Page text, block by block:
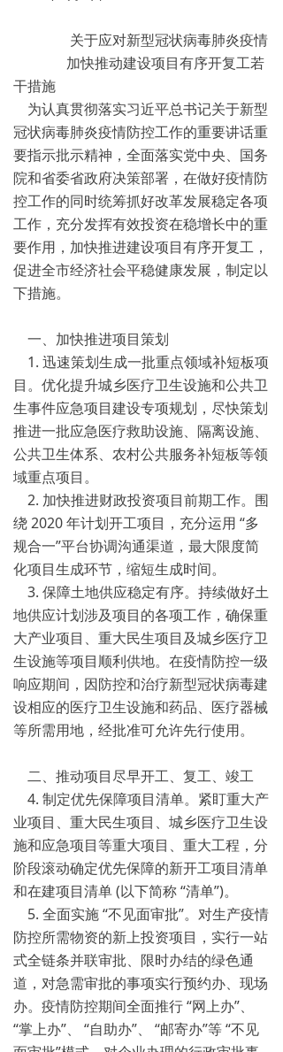
关于应对新型冠状病毒肺炎疫情
加快推动建设项目有序开复工若
干措施
为认真贯彻落实习近平总书记关于新型
冠状病毒肺炎疫情防控工作的重要讲话重
要指示批示精神，全面落实党中央、国务
院和省委省政府决策部署，在做好疫情防
控工作的同时统筹抓好改革发展稳定各项
工作，充分发挥有效投资在稳增长中的重
要作用，加快推进建设项目有序开复工，
促进全市经济社会平稳健康发展，制定以
下措施。
一、加快推进项目策划
1. 迅速策划生成一批重点领域补短板项
目。优化提升城乡医疗卫生设施和公共卫
生事件应急项目建设专项规划，尽快策划
推进一批应急医疗救助设施、隔离设施、
公共卫生体系、农村公共服务补短板等领
域重点项目。
2. 加快推进财政投资项目前期工作。围
绕 2020 年计划开工项目，充分运用 “多
规合一”平台协调沟通渠道，最大限度简
化项目生成环节，缩短生成时间。
3. 保障土地供应稳定有序。持续做好土
地供应计划涉及项目的各项工作，确保重
大产业项目、重大民生项目及城乡医疗卫
生设施等项目顺利供地。在疫情防控一级
响应期间，因防控和治疗新型冠状病毒建
设相应的医疗卫生设施和药品、医疗器械
等所需用地，经批准可允许先行使用。
二、推动项目尽早开工、复工、竣工
4. 制定优先保障项目清单。紧盯重大产
业项目、重大民生项目、城乡医疗卫生设
施和应急项目等重大项目、重大工程，分
阶段滚动确定优先保障的新开工项目清单
和在建项目清单 (以下简称 “清单”)。
5. 全面实施 “不见面审批”。对生产疫情
防控所需物资的新上投资项目，实行一站
式全链条并联审批、限时办结的绿色通
道，对急需审批的事项实行预约办、现场
办。疫情防控期间全面推行 “网上办”、
“掌上办”、 “自助办”、 “邮寄办”等 “不见